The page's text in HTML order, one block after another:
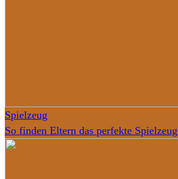
Spielzeug
So finden Eltern das perfekte